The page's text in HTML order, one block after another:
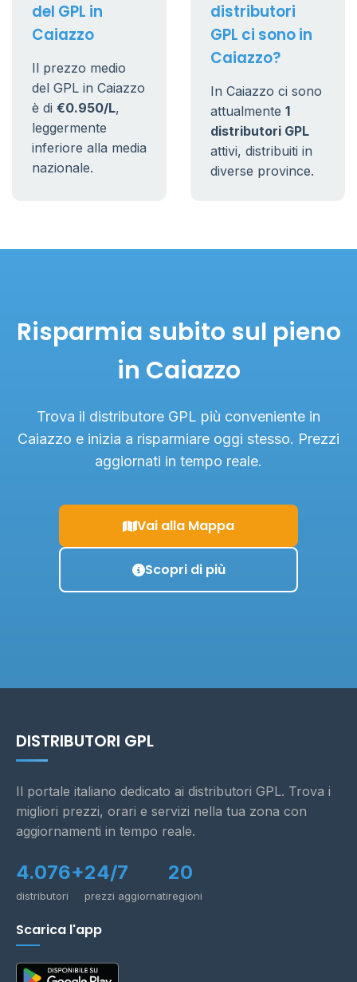
del GPL in
Caiazzo
Il prezzo medio
del GPL in Caiazzo
è di €0.950/L,
leggermente
inferiore alla media
nazionale.
distributori
GPL ci sono in
Caiazzo?
In Caiazzo ci sono
attualmente 1
distributori GPL
attivi, distribuiti in
diverse province.
Risparmia subito sul pieno
in Caiazzo
Trova il distributore GPL più conveniente in
Caiazzo e inizia a risparmiare oggi stesso. Prezzi
aggiornati in tempo reale.
Vai alla Mappa
Scopri di più
DISTRIBUTORI GPL
Il portale italiano dedicato ai distributori GPL. Trova i
migliori prezzi, orari e servizi nella tua zona con
aggiornamenti in tempo reale.
4.076+
distributori
24/7
prezzi aggiornati
20
regioni
Scarica l'app